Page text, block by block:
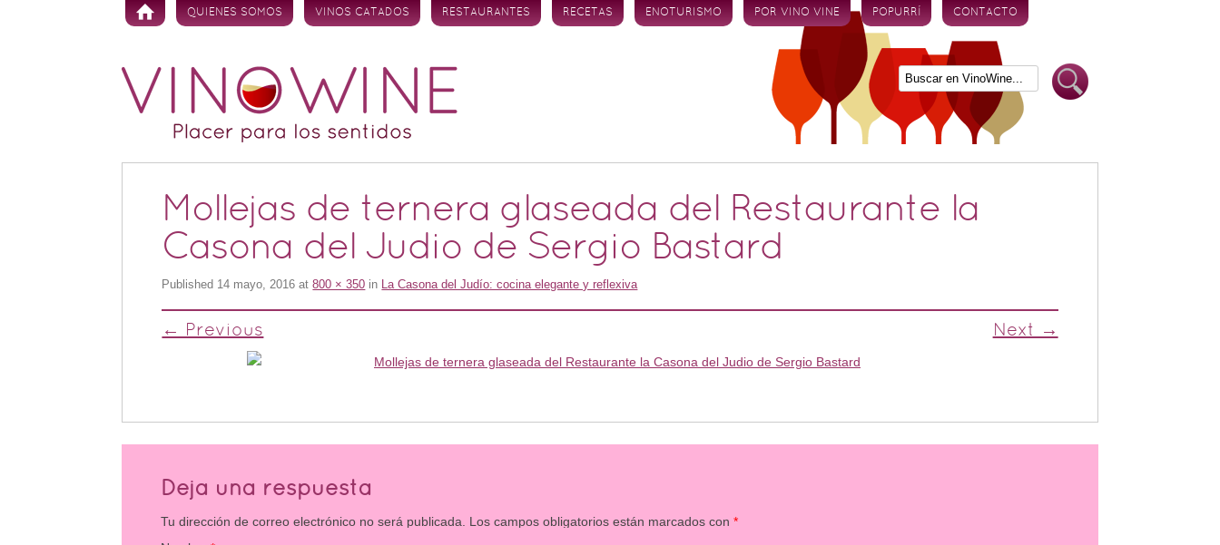
Skip to content
QUIENES SOMOS VINOS CATADOS RESTAURANTES RECETAS ENOTURISMO POR VINO VINE POPURRÍ CONTACTO
Mollejas de ternera glaseada del Restaurante la
Casona del Judio de Sergio Bastard
Published 14 mayo, 2016 at800 × 350 in La Casona del Judío: cocina elegante y reflexiva
← Previous Next →
Deja una respuesta
Tu dirección de correo electrónico no será publicada. Los campos obligatorios están marcados con*